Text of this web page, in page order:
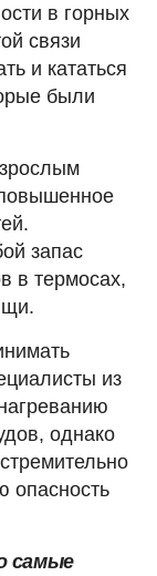
в горных
связи
и кататься
были
запас
в термосах,
из
однако
опасность
самые